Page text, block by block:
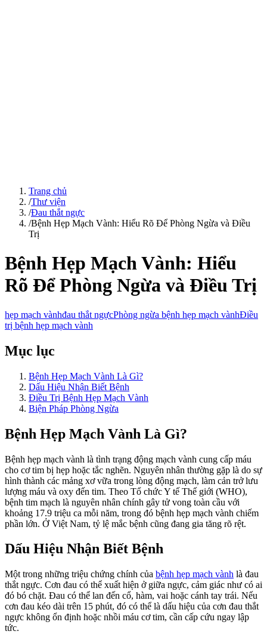
Trang chủ
/Thư viện
/Đau thắt ngực
/Bệnh Hẹp Mạch Vành: Hiểu Rõ Để Phòng Ngừa và Điều
Trị
Bệnh Hẹp Mạch Vành: Hiểu
Rõ Để Phòng Ngừa và Điều Trị
hẹp mạch vànhđau thắt ngựcPhòng ngừa bệnh hẹp mạch vànhĐiều
trị bệnh hẹp mạch vành
Mục lục
Bệnh Hẹp Mạch Vành Là Gì?
Dấu Hiệu Nhận Biết Bệnh
Điều Trị Bệnh Hẹp Mạch Vành
Biện Pháp Phòng Ngừa
Bệnh Hẹp Mạch Vành Là Gì?
Bệnh hẹp mạch vành là tình trạng động mạch vành cung cấp máu
cho cơ tim bị hẹp hoặc tắc nghẽn. Nguyên nhân thường gặp là do sự
hình thành các mảng xơ vữa trong lòng động mạch, làm cản trở lưu
lượng máu và oxy đến tim. Theo Tổ chức Y tế Thế giới (WHO),
bệnh tim mạch là nguyên nhân chính gây tử vong toàn cầu với
khoảng 17.9 triệu ca mỗi năm, trong đó bệnh hẹp mạch vành chiếm
phần lớn. Ở Việt Nam, tỷ lệ mắc bệnh cũng đang gia tăng rõ rệt.
Dấu Hiệu Nhận Biết Bệnh
Một trong những triệu chứng chính của bệnh hẹp mạch vành là đau
thắt ngực. Cơn đau có thể xuất hiện ở giữa ngực, cảm giác như có ai
đó bó chặt. Đau có thể lan đến cổ, hàm, vai hoặc cánh tay trái. Nếu
cơn đau kéo dài trên 15 phút, đó có thể là dấu hiệu của cơn đau thắt
ngực không ổn định hoặc nhồi máu cơ tim, cần cấp cứu ngay lập
tức.